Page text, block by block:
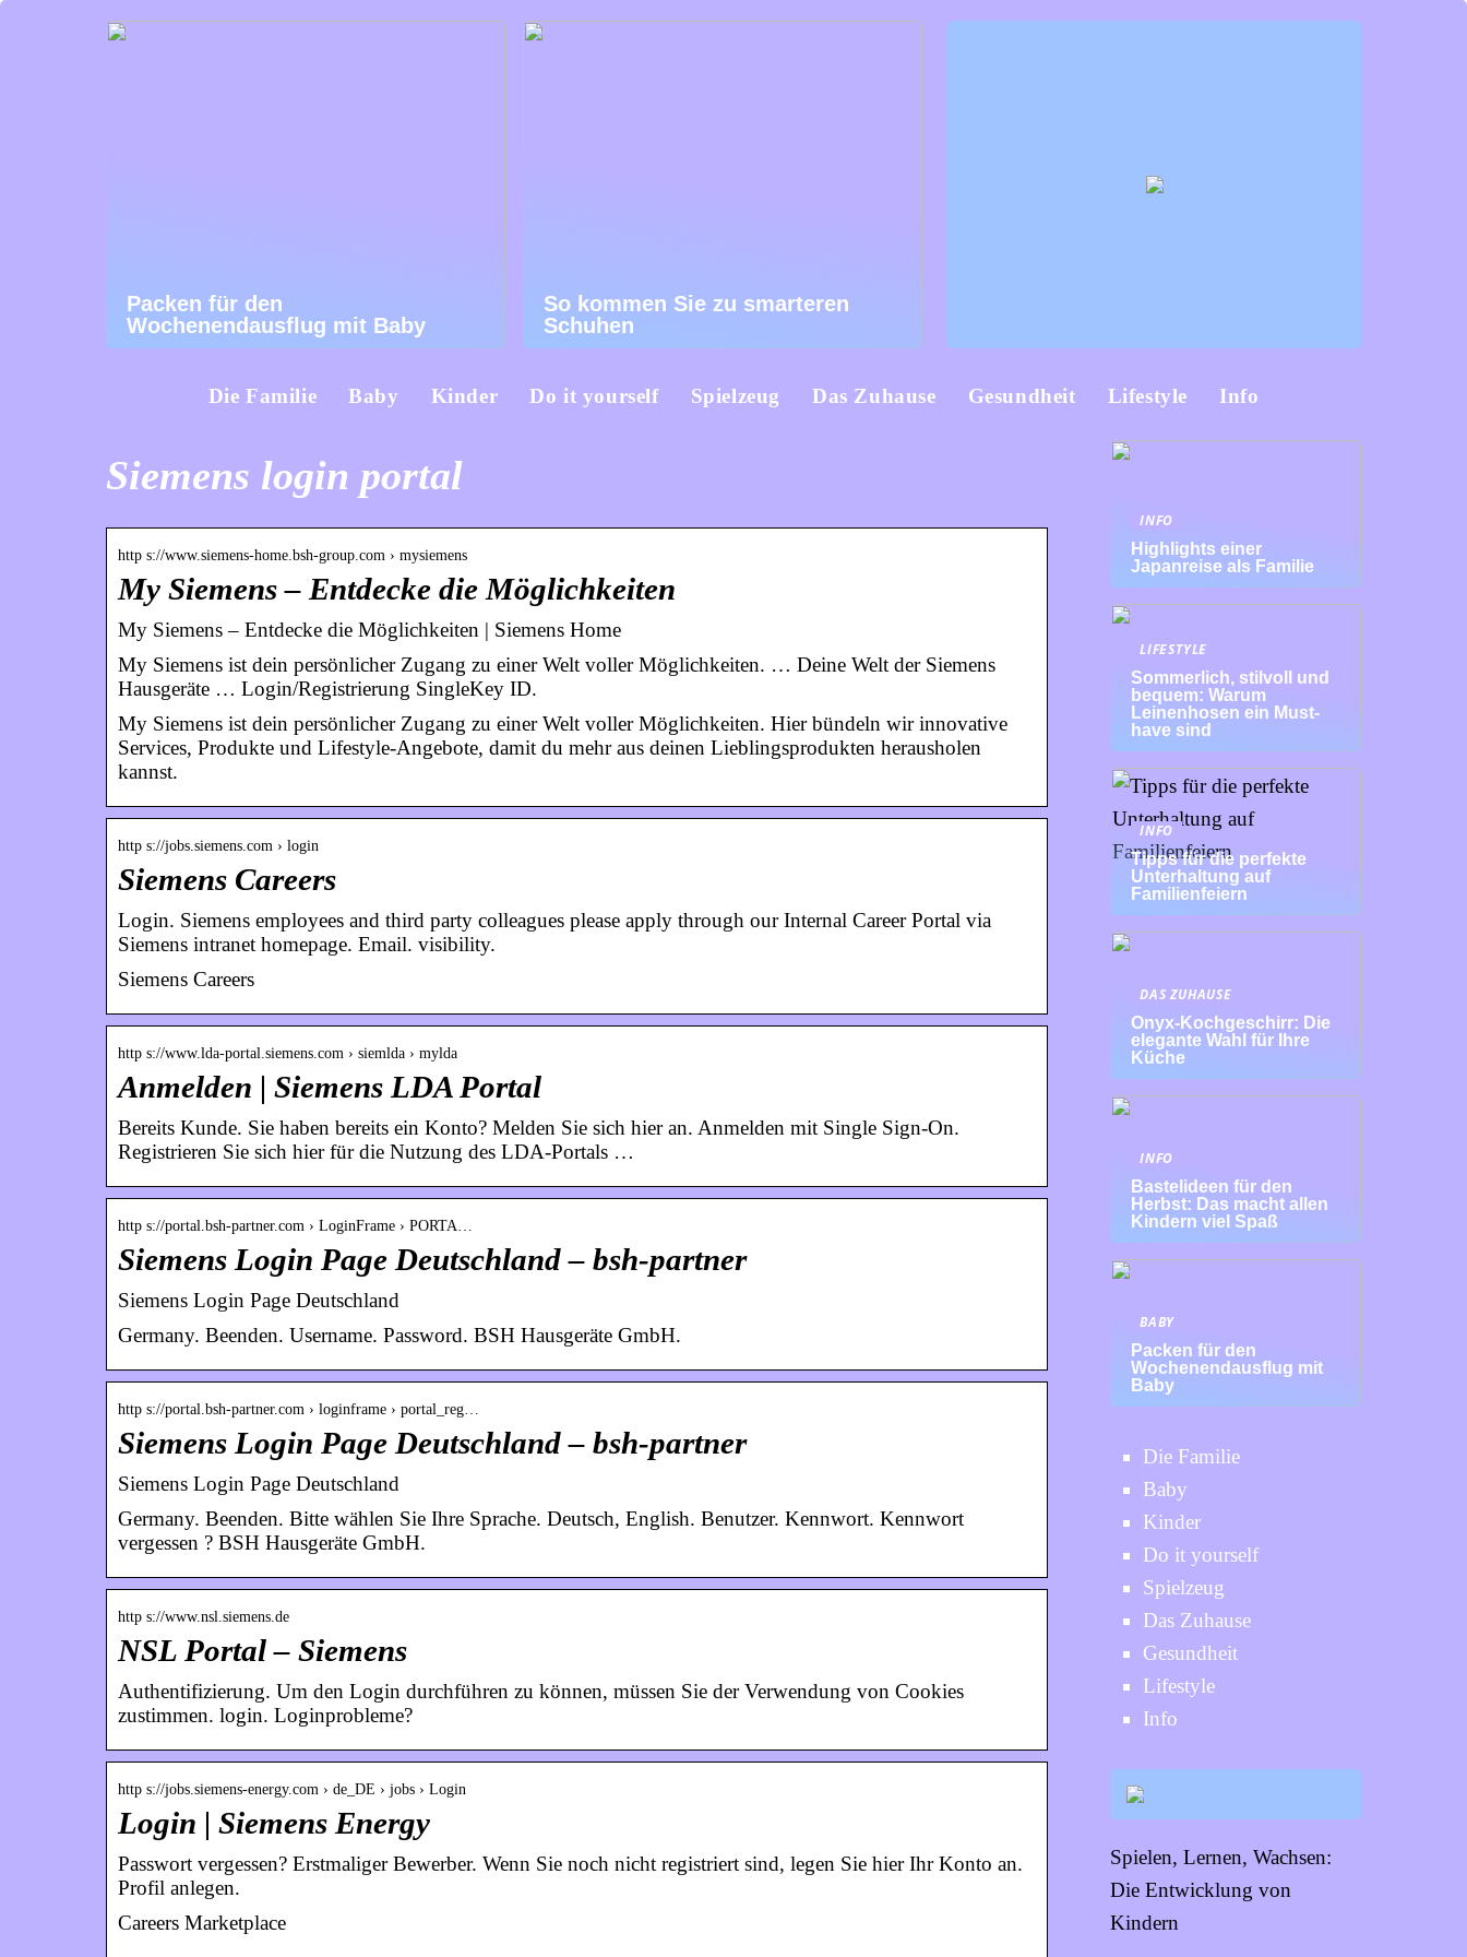
Packen für den
Wochenendausflug mit Baby
So kommen Sie zu smarteren
Schuhen
Die Familie Baby Kinder Do it yourself Spielzeug Das Zuhause Gesundheit Lifestyle Info
Siemens login portal
http s://www.siemens-home.bsh-group.com › mysiemens
My Siemens – Entdecke die Möglichkeiten
My Siemens – Entdecke die Möglichkeiten | Siemens Home
My Siemens ist dein persönlicher Zugang zu einer Welt voller Möglichkeiten. … Deine Welt der Siemens
Hausgeräte … Login/Registrierung SingleKey ID.
My Siemens ist dein persönlicher Zugang zu einer Welt voller Möglichkeiten. Hier bündeln wir innovative
Services, Produkte und Lifestyle-Angebote, damit du mehr aus deinen Lieblingsprodukten herausholen
kannst.
http s://jobs.siemens.com › login
Siemens Careers
Login. Siemens employees and third party colleagues please apply through our Internal Career Portal via
Siemens intranet homepage. Email. visibility.
Siemens Careers
http s://www.lda-portal.siemens.com › siemlda › mylda
Anmelden | Siemens LDA Portal
Bereits Kunde. Sie haben bereits ein Konto? Melden Sie sich hier an. Anmelden mit Single Sign-On.
Registrieren Sie sich hier für die Nutzung des LDA-Portals …
http s://portal.bsh-partner.com › LoginFrame › PORTA…
Siemens Login Page Deutschland – bsh-partner
Siemens Login Page Deutschland
Germany. Beenden. Username. Password. BSH Hausgeräte GmbH.
http s://portal.bsh-partner.com › loginframe › portal_reg…
Siemens Login Page Deutschland – bsh-partner
Siemens Login Page Deutschland
Germany. Beenden. Bitte wählen Sie Ihre Sprache. Deutsch, English. Benutzer. Kennwort. Kennwort
vergessen ? BSH Hausgeräte GmbH.
http s://www.nsl.siemens.de
NSL Portal – Siemens
Authentifizierung. Um den Login durchführen zu können, müssen Sie der Verwendung von Cookies
zustimmen. login. Loginprobleme?
http s://jobs.siemens-energy.com › de_DE › jobs › Login
Login | Siemens Energy
Passwort vergessen? Erstmaliger Bewerber. Wenn Sie noch nicht registriert sind, legen Sie hier Ihr Konto an.
Profil anlegen.
Careers Marketplace
INFO
Highlights einer
Japanreise als Familie
LIFESTYLE
Sommerlich, stilvoll und
bequem: Warum
Leinenhosen ein Must-
have sind
INFO
Tipps für die perfekte
Unterhaltung auf
Familienfeiern
DAS ZUHAUSE
Onyx-Kochgeschirr: Die
elegante Wahl für Ihre
Küche
INFO
Bastelideen für den
Herbst: Das macht allen
Kindern viel Spaß
BABY
Packen für den
Wochenendausflug mit
Baby
Die Familie
Baby
Kinder
Do it yourself
Spielzeug
Das Zuhause
Gesundheit
Lifestyle
Info
Spielen, Lernen, Wachsen:
Die Entwicklung von
Kindern